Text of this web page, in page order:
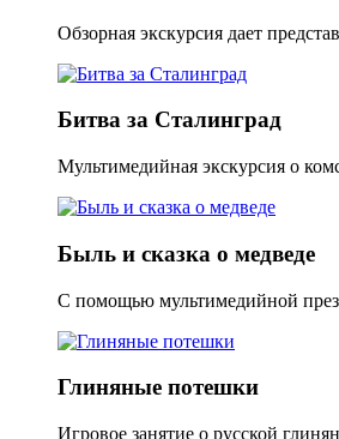
Обзорная экскурсия дает
Битва за Сталинград
Мультимедийная экскурсия о
Быль и сказка о медведе
С помощью мультимедийной
Глиняные потешки
Игровое занятие о русской